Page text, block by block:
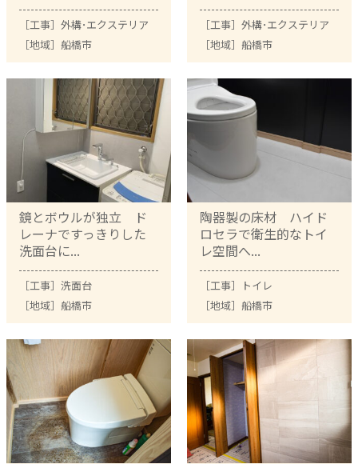
［工事］ 外構･エクステリア
［地域］ 船橋市
［工事］ 外構･エクステリア
［地域］ 船橋市
鏡とボウルが独立 ド
レーナですっきりした
洗面台に...
［工事］ 洗面台
［地域］ 船橋市
陶器製の床材 ハイド
ロセラで衛生的なトイ
レ空間へ...
［工事］
トイレ
［地域］ 船橋市